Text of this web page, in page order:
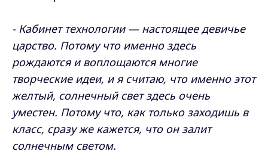
- Кабинет технологии — настоящее девичье
царство. Потому что именно здесь
рождаются и воплощаются многие
творческие идеи, и я считаю, что именно этот
желтый, солнечный свет здесь очень
уместен. Потому что, как только заходишь в
класс, сразу же кажется, что он залит
солнечным светом.